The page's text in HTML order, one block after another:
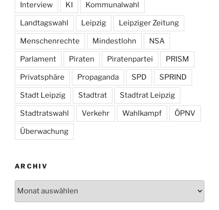
Interview KI Kommunalwahl
Landtagswahl Leipzig Leipziger Zeitung
Menschenrechte Mindestlohn NSA
Parlament Piraten Piratenpartei PRISM
Privatsphäre Propaganda SPD SPRIND
Stadt Leipzig Stadtrat Stadtrat Leipzig
Stadtratswahl Verkehr Wahlkampf ÖPNV
Überwachung
ARCHIV